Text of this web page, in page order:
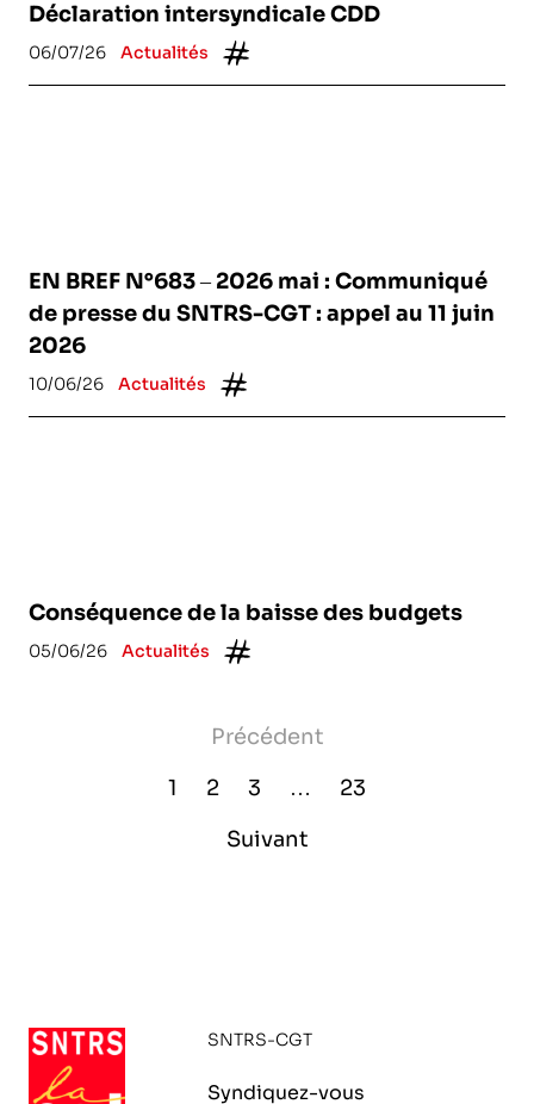
Déclaration intersyndicale CDD
06/07/26 Actualités
EN BREF N°683 – 2026 mai : Communiqué
de presse du SNTRS-CGT : appel au 11 juin
2026
10/06/26 Actualités
Conséquence de la baisse des budgets
05/06/26 Actualités
Précédent
1
2 3 …
23
Suivant
SNTRS-CGT
Syndiquez-vous